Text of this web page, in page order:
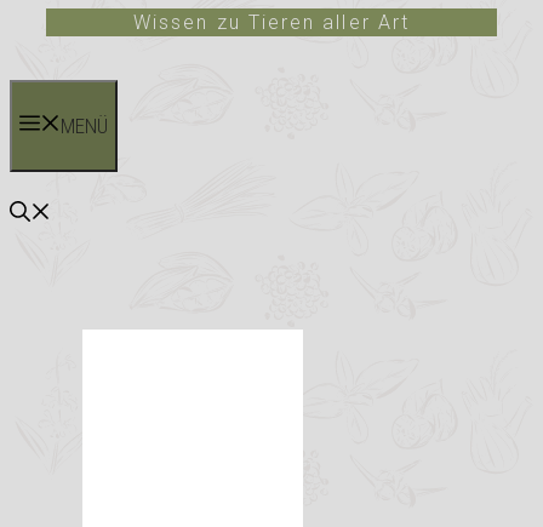
Wissen zu Tieren aller Art
MENÜ